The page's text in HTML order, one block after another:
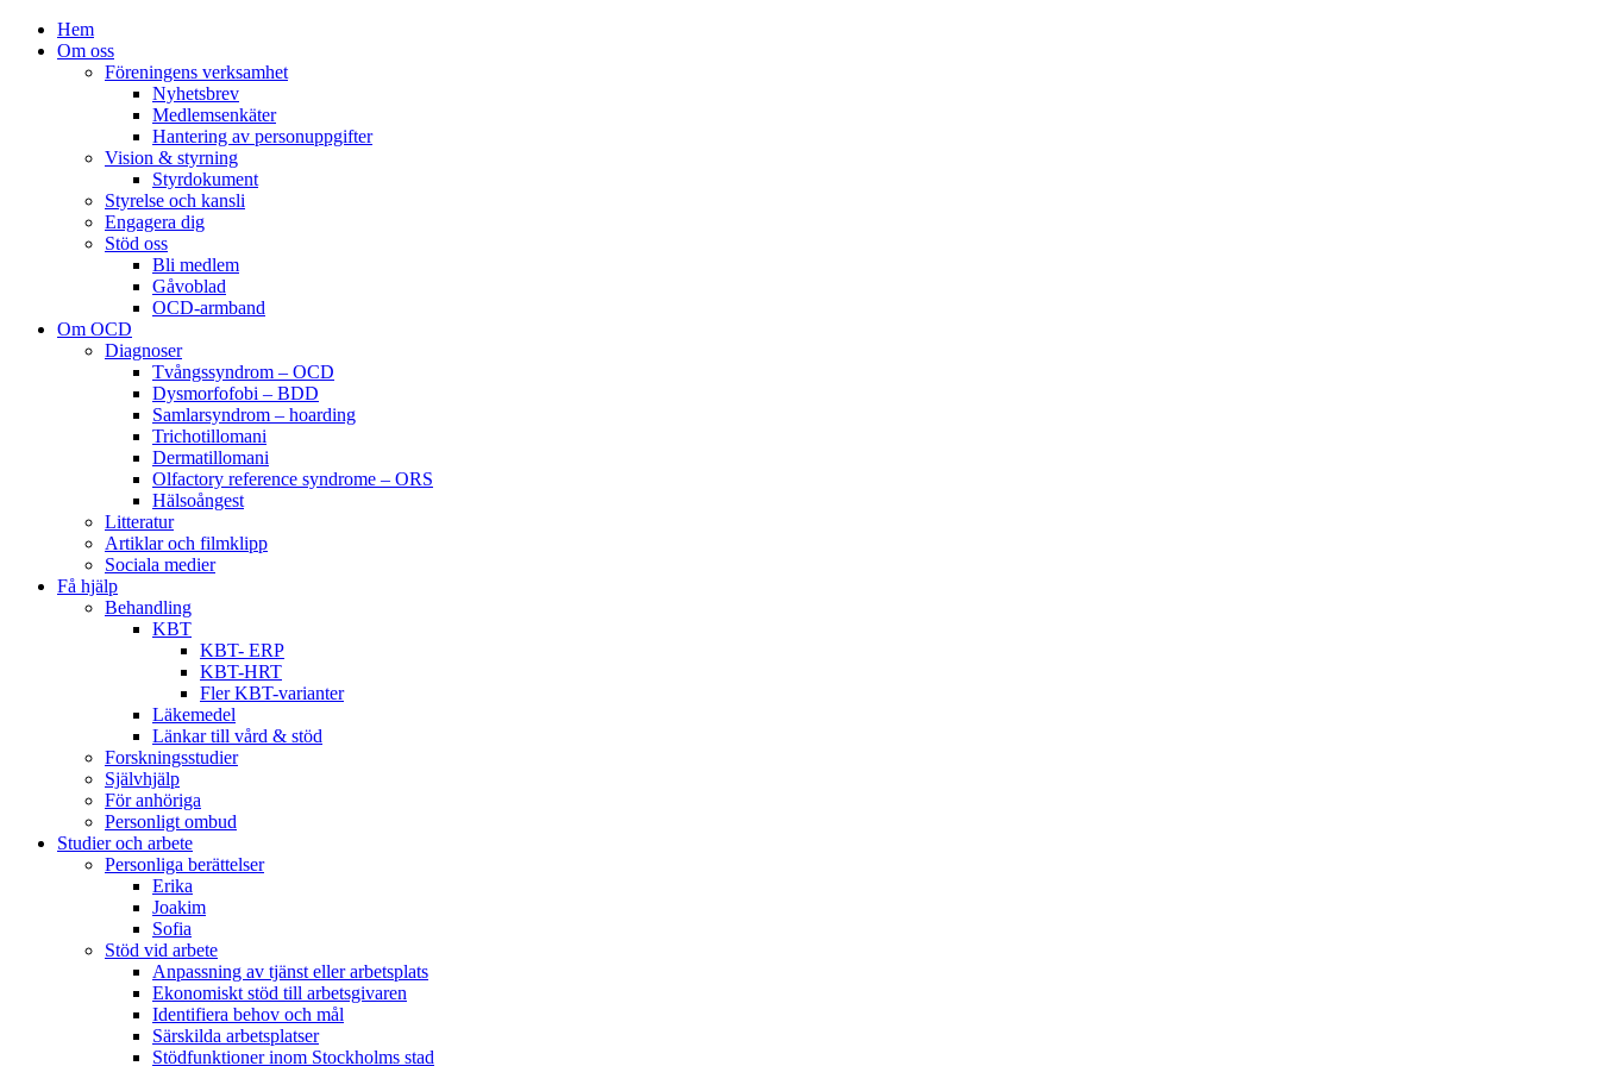
Hem
Om oss
Föreningens verksamhet
Nyhetsbrev
Medlemsenkäter
Hantering av personuppgifter
Vision & styrning
Styrdokument
Styrelse och kansli
Engagera dig
Stöd oss
Bli medlem
Gåvoblad
OCD-armband
Om OCD
Diagnoser
Tvångssyndrom – OCD
Dysmorfofobi – BDD
Samlarsyndrom – hoarding
Trichotillomani
Dermatillomani
Olfactory reference syndrome – ORS
Hälsoångest
Litteratur
Artiklar och filmklipp
Sociala medier
Få hjälp
Behandling
KBT
KBT- ERP
KBT-HRT
Fler KBT-varianter
Läkemedel
Länkar till vård & stöd
Forskningsstudier
Självhjälp
För anhöriga
Personligt ombud
Studier och arbete
Personliga berättelser
Erika
Joakim
Sofia
Stöd vid arbete
Anpassning av tjänst eller arbetsplats
Ekonomiskt stöd till arbetsgivaren
Identifiera behov och mål
Särskilda arbetsplatser
Stödfunktioner inom Stockholms stad